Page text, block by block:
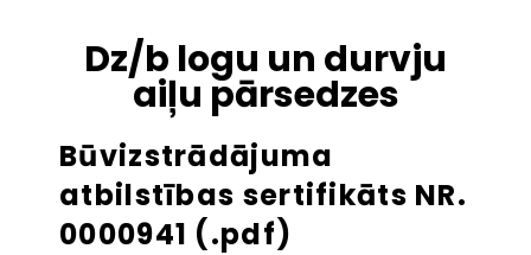
Dz/b logu un durvju
aiļu pārsedzes
Būvizstrādājuma
atbilstības sertifikāts NR.
0000941 (.pdf)